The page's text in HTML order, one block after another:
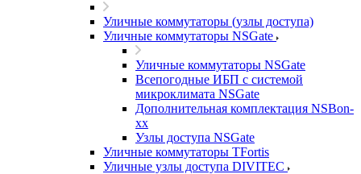
Уличные коммутаторы (узлы доступа)
Уличные коммутаторы NSGate
Уличные коммутаторы NSGate
Всепогодные ИБП с системой
микроклимата NSGate
Дополнительная комплектация NSBon-
xx
Узлы доступа NSGate
Уличные коммутаторы TFortis
Уличные узлы доступа DIVITEC